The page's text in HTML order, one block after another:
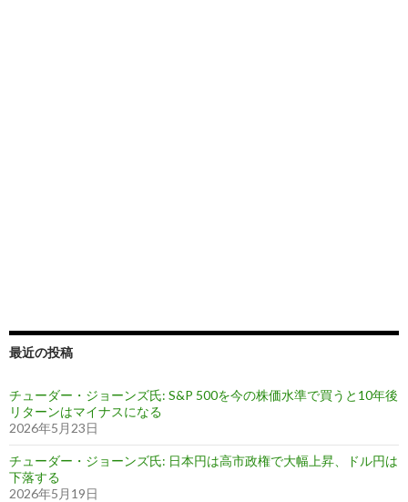
最近の投稿
チューダー・ジョーンズ氏: S&P 500を今の株価水準で買うと10年後
リターンはマイナスになる
2026年5月23日
チューダー・ジョーンズ氏: 日本円は高市政権で大幅上昇、ドル円は
下落する
2026年5月19日